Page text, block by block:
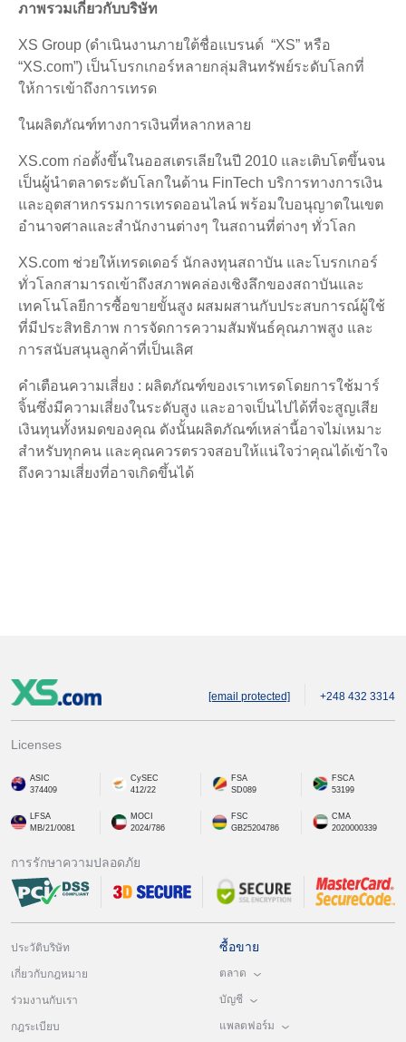
ภาพรวมเกี่ยวกับบริษัท
XS Group (ดำเนินงานภายใต้ชื่อแบรนด์ “XS” หรือ
“XS.com”) เป็นโบรกเกอร์หลายกลุ่มสินทรัพย์ระดับโลกที่
ให้การเข้าถึงการเทรด
ในผลิตภัณฑ์ทางการเงินที่หลากหลาย
XS.com ก่อตั้งขึ้นในออสเตรเลียในปี 2010 และเติบโตขึ้นจน
เป็นผู้นำตลาดระดับโลกในด้าน FinTech บริการทางการเงิน
และอุตสาหกรรมการเทรดออนไลน์ พร้อมใบอนุญาตในเขต
อำนาจศาลและสำนักงานต่างๆ ในสถานที่ต่างๆ ทั่วโลก
XS.com ช่วยให้เทรดเดอร์ นักลงทุนสถาบัน และโบรกเกอร์
ทั่วโลกสามารถเข้าถึงสภาพคล่องเชิงลึกของสถาบันและ
เทคโนโลยีการซื้อขายขั้นสูง ผสมผสานกับประสบการณ์ผู้ใช้
ที่มีประสิทธิภาพ การจัดการความสัมพันธ์คุณภาพสูง และ
การสนับสนุนลูกค้าที่เป็นเลิศ
คำเตือนความเสี่ยง : ผลิตภัณฑ์ของเราเทรดโดยการใช้มาร์
จิ้นซึ่งมีความเสี่ยงในระดับสูง และอาจเป็นไปได้ที่จะสูญเสีย
เงินทุนทั้งหมดของคุณ ดังนั้นผลิตภัณฑ์เหล่านี้อาจไม่เหมาะ
สำหรับทุกคน และคุณควรตรวจสอบให้แน่ใจว่าคุณได้เข้าใจ
ถึงความเสี่ยงที่อาจเกิดขึ้นได้
[email protected] +248 432 3314
Licenses
ASIC
374409
CySEC
412/22
FSA
SD089
FSCA
53199
LFSA
MB/21/0081
MOCI
2024/786
FSC
GB25204786
CMA
2020000339
การรักษาความปลอดภัย
ประวัติบริษัท
เกี่ยวกับกฎหมาย
ร่วมงานกับเรา
กฎระเบียบ
ซื้อขาย
ตลาด
บัญชี
แพลตฟอร์ม